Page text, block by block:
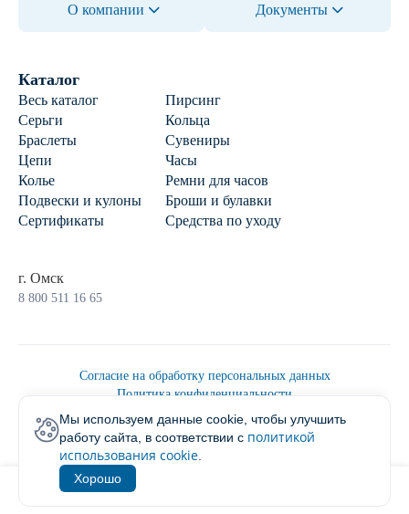
1
О компании Документы
Каталог
Весь каталог
Пирсинг
Серьги
Кольца
Браслеты
Сувениры
Цепи
Часы
Колье
Ремни для часов
Подвески и кулоны
Броши и булавки
Сертификаты
Средства по уходу
г. Омск
8 800 511 16 65
Согласие на обработку персональных данных
Политика конфиденциальности
Политика обработки персональных данных
Пользовательским соглашением
2026 © Ювелирторг
Мы используем данные cookie, чтобы улучшить
работу сайта, в соответствии с политикой
использования cookie
Хорошо